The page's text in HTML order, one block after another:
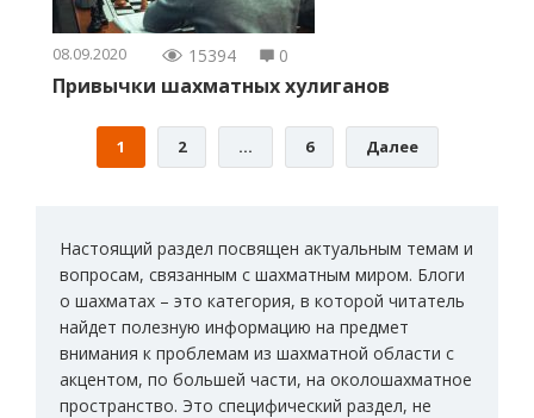
08.09.2020 15394 0
Привычки шахматных хулиганов
1 2 … 6 Далее
Настоящий раздел посвящен актуальным темам и
вопросам, связанным с шахматным миром. Блоги
о шахматах – это категория, в которой читатель
найдет полезную информацию на предмет
внимания к проблемам из шахматной области с
акцентом, по большей части, на околошахматное
пространство. Это специфический раздел, не